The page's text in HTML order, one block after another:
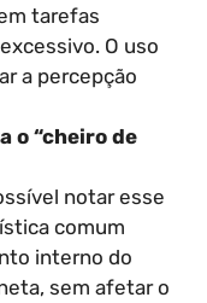
tarefas
O uso
a percepção
o “cheiro de
notar esse
comum
interno do
sem afetar o